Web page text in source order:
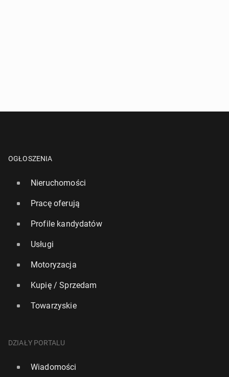
OGŁOSZENIA
Nieruchomości
Pracę oferują
Profile kandydatów
Usługi
Motoryzacja
Kupię / Sprzedam
Towarzyskie
DZIAŁY PORTALU
Wiadomości